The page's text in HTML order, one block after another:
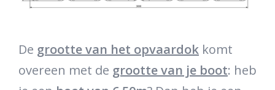
De grootte van het opvaardok komt
overeen met de grootte van je boot: heb